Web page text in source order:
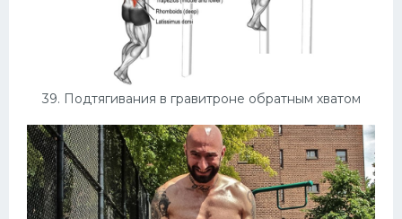
39. Подтягивания в гравитроне обратным хватом